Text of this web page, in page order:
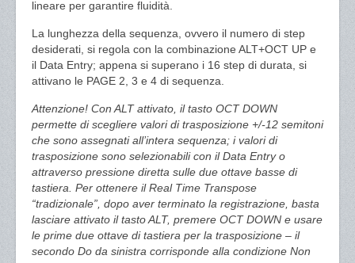
lineare per garantire fluidità.
La lunghezza della sequenza, ovvero il numero di step
desiderati, si regola con la combinazione ALT+OCT UP e
il Data Entry; appena si superano i 16 step di durata, si
attivano le PAGE 2, 3 e 4 di sequenza.
Attenzione! Con ALT attivato, il tasto OCT DOWN
permette di scegliere valori di trasposizione +/-12 semitoni
che sono assegnati all’intera sequenza; i valori di
trasposizione sono selezionabili con il Data Entry o
attraverso pressione diretta sulle due ottave basse di
tastiera. Per ottenere il Real Time Transpose
“tradizionale”, dopo aver terminato la registrazione, basta
lasciare attivato il tasto ALT, premere OCT DOWN e usare
le prime due ottave di tastiera per la trasposizione – il
secondo Do da sinistra corrisponde alla condizione Non